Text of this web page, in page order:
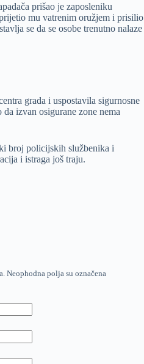
prišao je zaposleniku
mu vatrenim oružjem i prisilio
se da se osobe trenutno nalaze
grada i uspostavila sigurnosne
izvan osigurane zone nema
broj policijskih službenika i
i istraga još traju.
Neophodna polja su označena